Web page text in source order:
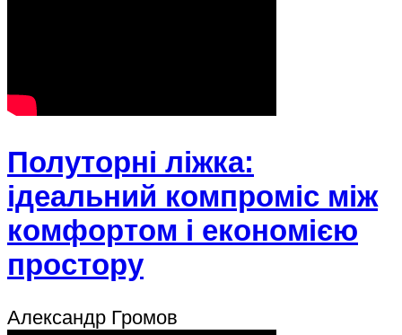
Полуторні ліжка:
ідеальний компроміс між
комфортом і економією
простору
Александр Громов